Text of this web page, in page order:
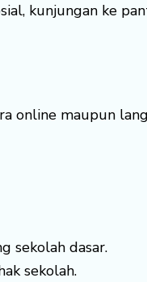
kunjungan ke
online maupun
sekolah dasar.
sekolah.